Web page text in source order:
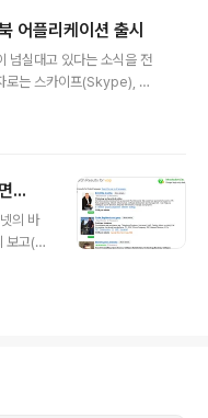
어플리케이션 출시
넘실대고 있다는 소식을 전
로는 스카이프(Skype), 리
로드소프트(BroadSoft)이
개발을 장려하고 있다. 브
인데, 개발자를 위한 프
수 있는 마켓..
...
의 바
보고(寶
인 역
문가
스도